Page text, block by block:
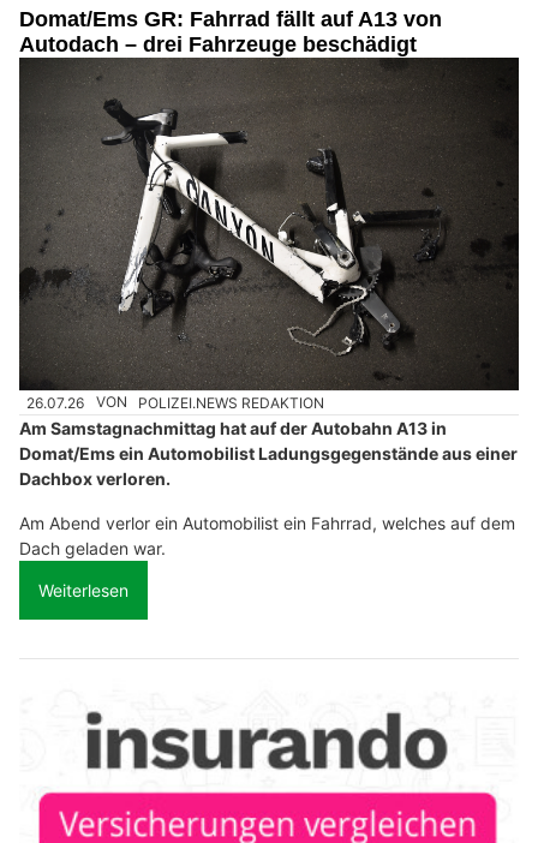
Domat/Ems GR: Fahrrad fällt auf A13 von
Autodach – drei Fahrzeuge beschädigt
26.07.26 VON POLIZEI.NEWS REDAKTION
Am Samstagnachmittag hat auf der Autobahn A13 in
Domat/Ems ein Automobilist Ladungsgegenstände aus einer
Dachbox verloren.
Am Abend verlor ein Automobilist ein Fahrrad, welches auf dem
Dach geladen war.
Weiterlesen